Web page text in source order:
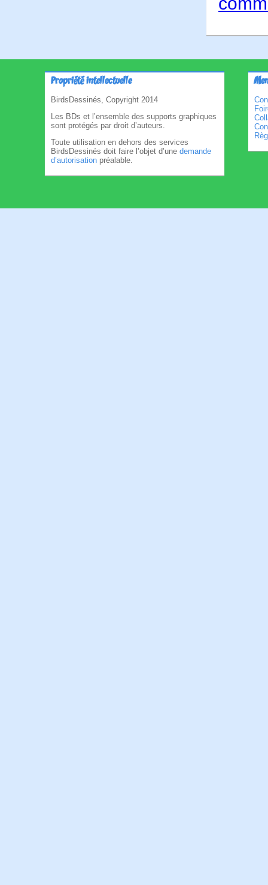
Propriété intellectuelle
BirdsDessinés, Copyright 2014
Les BDs et l’ensemble des supports graphiques
sont protégés par droit d’auteurs.
Toute utilisation en dehors des services
BirdsDessinés doit faire l’objet d’une demande
d’autorisation préalable.